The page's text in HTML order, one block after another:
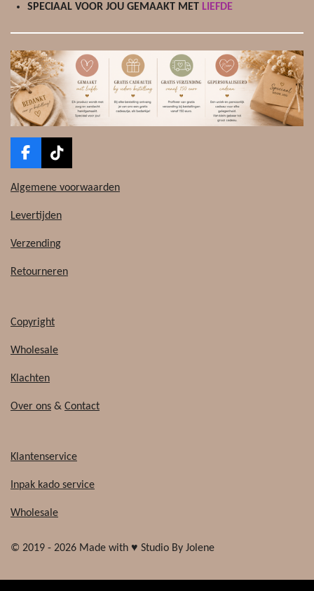
SPECIAAL VOOR JOU GEMAAKT MET LIEFDE
F
c
b
o
T
k
o
Algemene voorwaarden
Levertijden
Verzending
Retourneren
Copyright
Wholesale
Klachten
Over ons & Contact
Klantenservice
Inpak kado service
Wholesale
© 2019 - 2026 Made with ♥ Studio By Jolene